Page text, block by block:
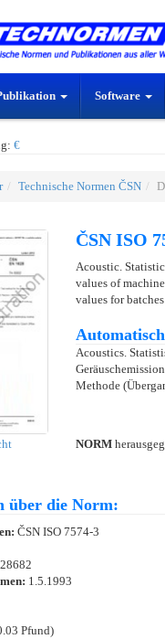
Software
€
Technische Normen ČSN
ČSN ISO
Acoustic.
values of
values for
Acoustics.
Methode
NORM
über die Norm:
ČSN ISO 7574-3
28682
1.5.1993
Pfund)